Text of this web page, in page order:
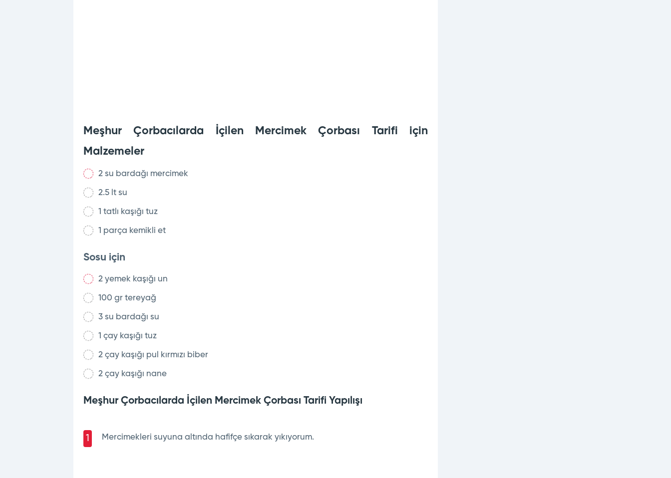
Meşhur Çorbacılarda İçilen Mercimek Çorbası Tarifi için
Malzemeler
2 su bardağı mercimek
2.5 lt su
1 tatlı kaşığı tuz
1 parça kemikli et
Sosu için
2 yemek kaşığı un
100 gr tereyağ
3 su bardağı su
1 çay kaşığı tuz
2 çay kaşığı pul kırmızı biber
2 çay kaşığı nane
Meşhur Çorbacılarda İçilen Mercimek Çorbası Tarifi Yapılışı
1 Mercimekleri suyuna altında hafifçe sıkarak yıkıyorum.